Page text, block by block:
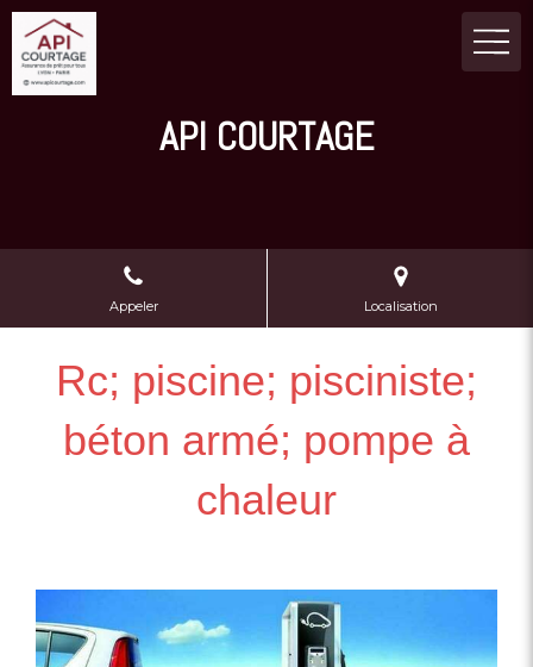
API COURTAGE
Appeler Localisation
Rc; piscine; pisciniste;
béton armé; pompe à
chaleur